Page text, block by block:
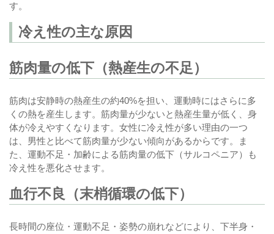
す。
冷え性の主な原因
筋肉量の低下（熱産生の不足）
筋肉は安静時の熱産生の約40%を担い、運動時にはさらに多
くの熱を産生します。筋肉量が少ないと熱産生量が低く、身
体が冷えやすくなります。女性に冷え性が多い理由の一つ
は、男性と比べて筋肉量が少ない傾向があるからです。ま
た、運動不足・加齢による筋肉量の低下（サルコペニア）も
冷え性を悪化させます。
血行不良（末梢循環の低下）
長時間の座位・運動不足・姿勢の崩れなどにより、下半身・